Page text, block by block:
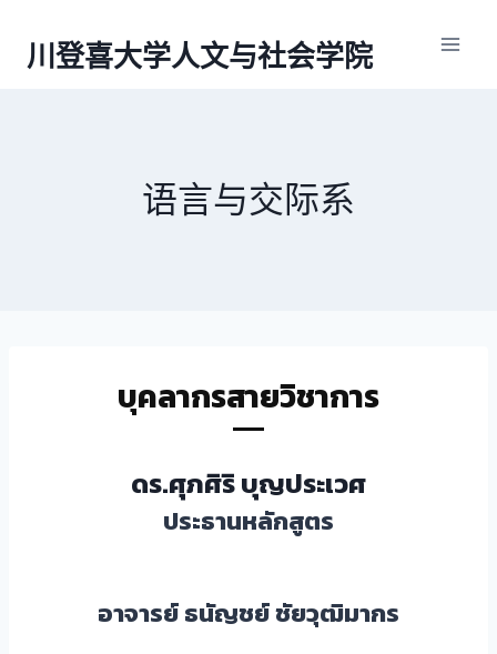
content
川登喜大学人文与社会学院
语言与交际系
บุคลากรสายวิชาการ
ดร.ศุภศิริ บุญประเวศ
ประธานหลักสูตร
อาจารย์ ธนัญชย์ ชัยวุฒิมากร